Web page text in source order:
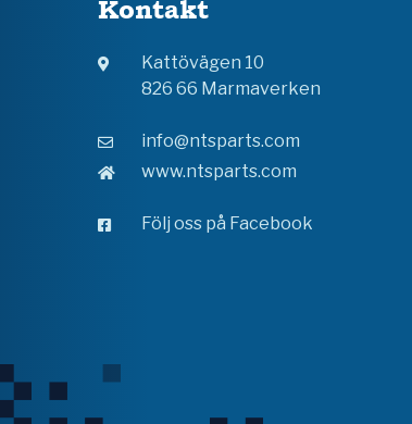
Kontakt
Kattövägen 10
826 66 Marmaverken
info@ntsparts.com
www.ntsparts.com
Följ oss på Facebook